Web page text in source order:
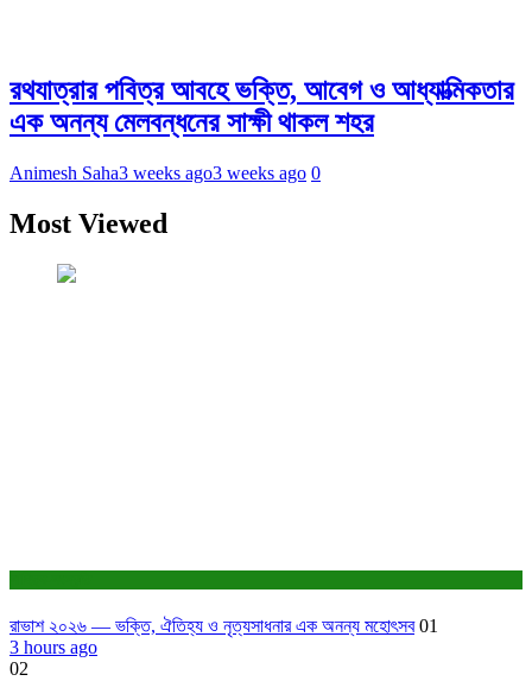
রথযাত্রার পবিত্র আবহে ভক্তি, আবেগ ও আধ্যাত্মিকতার
এক অনন্য মেলবন্ধনের সাক্ষী থাকল শহর
Animesh Saha3 weeks ago3 weeks ago 0
Most Viewed
রাভাশ ২০২৬ — ভক্তি, ঐতিহ্য ও নৃত্যসাধনার এক অনন্য মহোৎসব 01
3 hours ago
02